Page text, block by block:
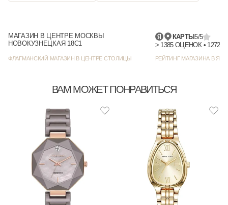
МАГАЗИН В ЦЕНТРЕ МОСКВЫ
НОВОКУЗНЕЦКАЯ 18С1
ФЛАГМАНСКИЙ МАГАЗИН В ЦЕНТРЕ СТОЛИЦЫ
КАРТЫ5/5
РЕЙТИНГ МАГАЗИНА В
ВАМ МОЖЕТ ПОНРАВИТЬСЯ